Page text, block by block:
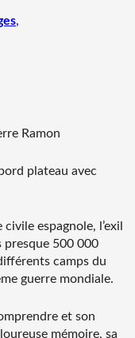
,
Ramon
plateau avec
espagnole, l’exil
presque 500 000
camps du
guerre mondiale.
et son
mémoire, sa